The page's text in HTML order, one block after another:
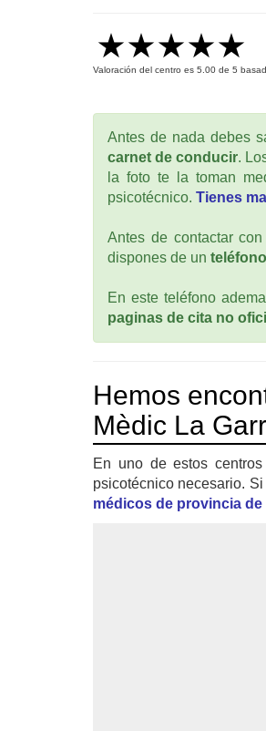
Valoración del centro es 5.00 de 5
Antes de nada debes
carnet de conducir.
la foto te la toman
psicotécnico. Tienes
Antes de contactar
dispones de un
En este teléfono
paginas de cita no
Hemos
Mèdic La
En uno de estos
psicotécnico necesario.
médicos de provincia de